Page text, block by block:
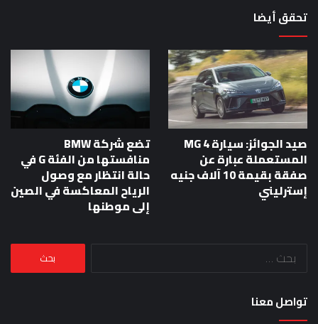
تحقق أيضا
صيد الجوائز: سيارة MG 4
المستعملة عبارة عن
صفقة بقيمة 10 آلاف جنيه
إسترليني
تضع شركة BMW
منافستها من الفئة G في
حالة انتظار مع وصول
الرياح المعاكسة في الصين
إلى موطنها
البحث
تواصل معنا